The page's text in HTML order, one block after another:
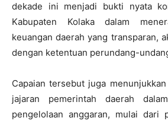
dekade ini menjadi bukti nyata
Kabupaten Kolaka dalam
keuangan daerah yang transparan,
dengan ketentuan perundang-
Capaian tersebut juga
jajaran pemerintah daerah
pengelolaan anggaran, mulai dari